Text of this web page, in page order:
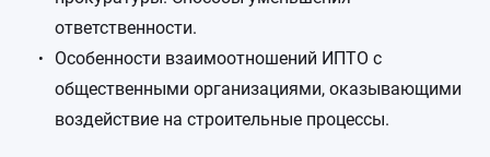
ответственности.
Особенности взаимоотношений ИПТО с
общественными организациями, оказывающими
воздействие на строительные процессы.